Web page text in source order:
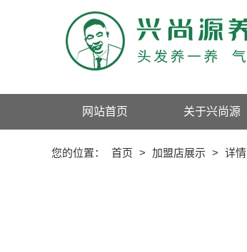
网站首页 关于兴尚源
您的位置： 首页 > 加盟店展示 > 详情